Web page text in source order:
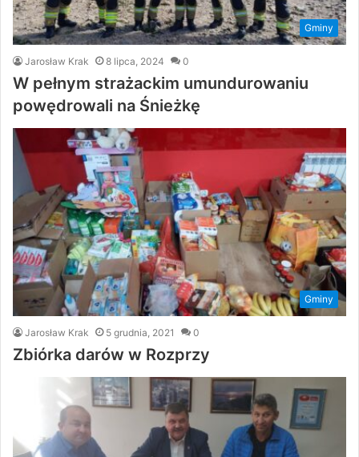
Gminy
Jarosław Krak 8 lipca, 2024 0
W pełnym strażackim umundurowaniu
powędrowali na Śnieżkę
Gminy
Jarosław Krak 5 grudnia, 2021 0
Zbiórka darów w Rozprzy